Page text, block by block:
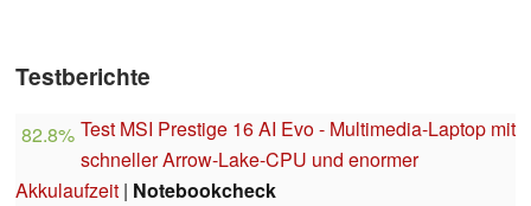
Testberichte
82.8% Test MSI Prestige 16 AI Evo - Multimedia-Laptop mit
schneller Arrow-Lake-CPU und enormer
Akkulaufzeit | Notebookcheck